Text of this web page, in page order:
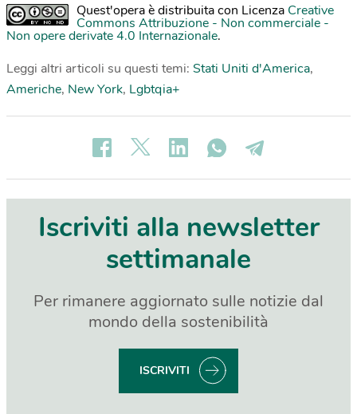
Quest'opera è distribuita con Licenza Creative
Commons Attribuzione - Non commerciale -
Non opere derivate 4.0 Internazionale.
Leggi altri articoli su questi temi: Stati Uniti d'America,
Americhe, New York, Lgbtqia+
Iscriviti alla newsletter
settimanale
Per rimanere aggiornato sulle notizie dal
mondo della sostenibilità
ISCRIVITI